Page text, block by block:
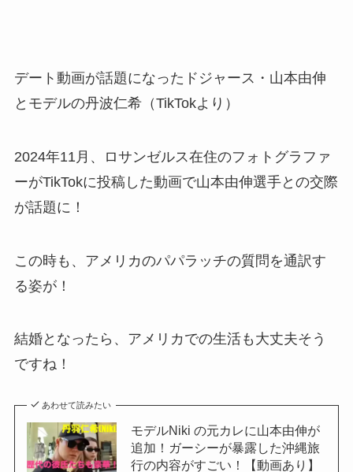
デート動画が話題になったドジャース・山本由伸
とモデルの丹波仁希（TikTokより）
2024年11月、ロサンゼルス在住のフォトグラファ
ーがTikTokに投稿した動画で山本由伸選手との交際
が話題に！
この時も、アメリカのパパラッチの質問を通訳す
る姿が！
結婚となったら、アメリカでの生活も大丈夫そう
ですね！
あわせて読みたい
モデルNiki の元カレに山本由伸が
追加！ガーシーが暴露した沖縄旅
行の内容がすごい！【動画あり】